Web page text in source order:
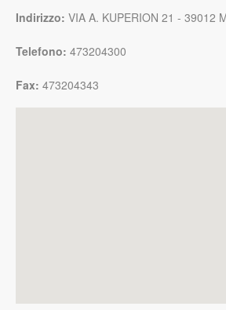
Indirizzo: VIA A. KUPERION 21 - 39012
Telefono: 473204300
Fax: 473204343